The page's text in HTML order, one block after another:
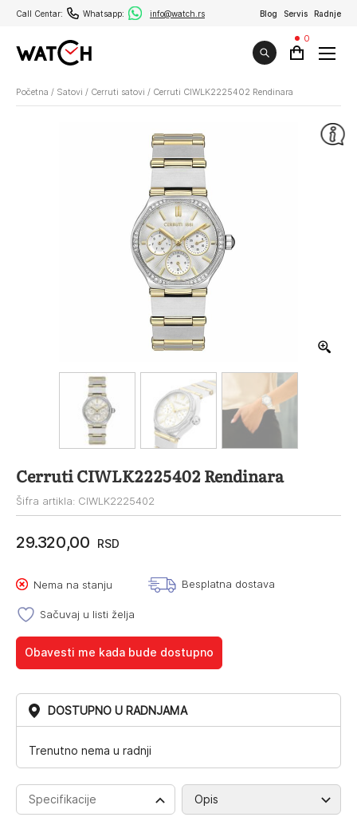
Call Centar: Whatsapp: info@watch.rs Blog Servis Radnje
0
Početna / Satovi / Cerruti satovi / Cerruti CIWLK2225402 Rendinara
Cerruti CIWLK2225402 Rendinara
Šifra artikla: CIWLK2225402
29.320,00 RSD
Nema na stanju Besplatna dostava
Sačuvaj u listi želja
Obavesti me kada bude dostupno
DOSTUPNO U RADNJAMA
Trenutno nema u radnji
Specifikacije Opis